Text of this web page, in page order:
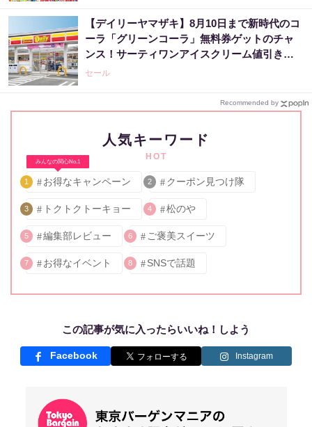
【デイリーヤマザキ】8月10日まで新時代のコ
ーラ「グリーンコーラ」無料券ゲットのチャ
ンス！サーティワンアイスクリーム値引きな
どお得企画も目白押し。
セール
Recommended by
人気キーワード
HOT
みんなの関心No.1
1 お得なキャンペーン 2 クーポン見つけ隊
3 トクトクトーキョー 4 松のや
5 編集部レビュー 6 ご褒美スイーツ
7 お得なイベント 8 SNSで話題
この記事が気に入ったらいいね！しよう
Facebook Instagram